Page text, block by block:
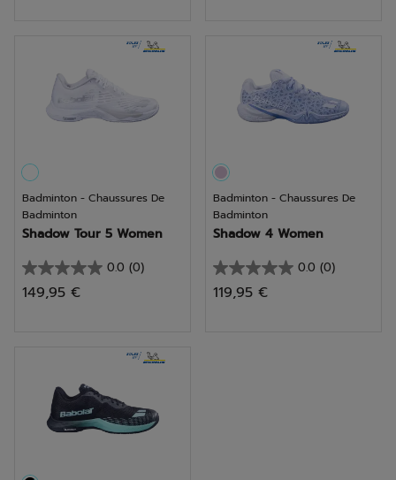
Badminton - Chaussures De
Badminton
Shadow Tour 5 Women
0.0 (0)
0.0
sur
149,95 €
Badminton - Chaussures De
Badminton
Shadow 4 Women
0.0 (0)
0.0
sur
119,95 €